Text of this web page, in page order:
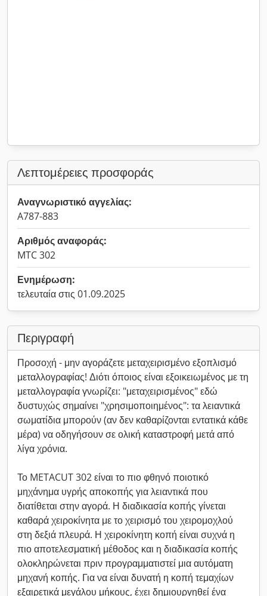
Λεπτομέρειες προσφοράς
Αναγνωριστικό αγγελίας:
A787-883
Αριθμός αναφοράς:
MTC 302
Ενημέρωση:
τελευταία στις 01.09.2025
Περιγραφή
Προσοχή - μην αγοράζετε μεταχειρισμένο εξοπλισμό
μεταλλογραφίας! Διότι όποιος είναι εξοικειωμένος με τη
μεταλλογραφία γνωρίζει: "μεταχειρισμένος" εδώ
δυστυχώς σημαίνει "χρησιμοποιημένος": τα λειαντικά
σωματίδια μπορούν (αν δεν καθαρίζονται εντατικά κάθε
μέρα) να οδηγήσουν σε ολική καταστροφή μετά από
λίγα χρόνια.
Το METACUT 302 είναι το πιο φθηνό ποιοτικό
μηχάνημα υγρής αποκοπής για λειαντικά που
διατίθεται στην αγορά. Η διαδικασία κοπής γίνεται
καθαρά χειροκίνητα με το χειρισμό του χειρομοχλού
στη δεξιά πλευρά. Η χειροκίνητη κοπή είναι συχνά η
πιο αποτελεσματική μέθοδος και η διαδικασία κοπής
ολοκληρώνεται πριν προγραμματιστεί μια αυτόματη
μηχανή κοπής. Για να είναι δυνατή η κοπή τεμαχίων
εξαιρετικά μεγάλου μήκους, έχει δημιουργηθεί ένα